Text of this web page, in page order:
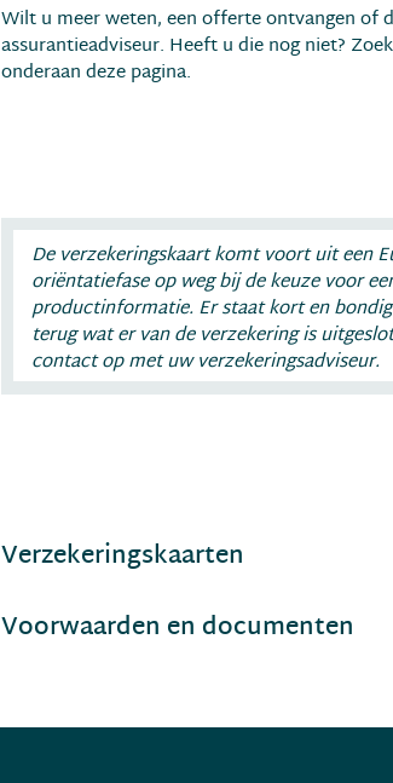
Wilt u meer weten, een offerte ontvangen of
assurantieadviseur. Heeft u die nog niet?
onderaan deze pagina.
De verzekeringskaart komt voort uit een
oriëntatiefase op weg bij de keuze voor
productinformatie. Er staat kort en
terug wat er van de verzekering is
contact op met uw verzekeringsadviseur.
Verzekeringskaarten
Voorwaarden en documenten